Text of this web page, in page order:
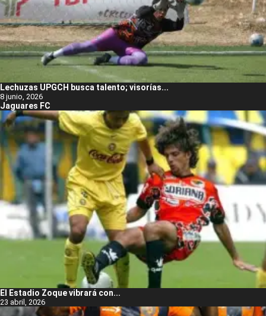
Lechuzas UPGCH busca talento; visorías...
8 junio, 2026
Jaguares FC
El Estadio Zoque vibrará con...
23 abril, 2026